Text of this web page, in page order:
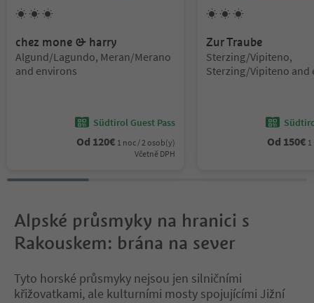
chez mone & harry
Lokalita:
Algund/Lagundo, Meran/Merano
and environs
Südtirol Guest Pass
Od 120€ 1 noc / 2 osob(y)
Včetně DPH
Zur Traube
Lokalita:
Sterzing/Vipiteno,
Sterzing/Vipiteno and
Od 150€
Alpské průsmyky na hranici s
Rakouskem: brána na sever
Tyto horské průsmyky nejsou jen silničními
křižovatkami, ale kulturními mosty spojujícími Jižní